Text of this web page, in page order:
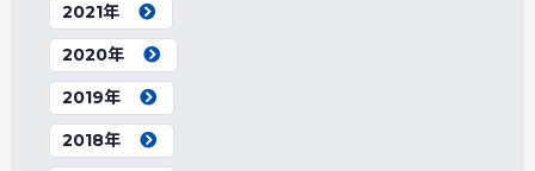
2021年
2020年
2019年
2018年